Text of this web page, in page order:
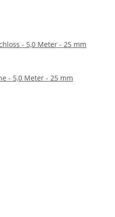
- 5,0 Meter - 25 mm